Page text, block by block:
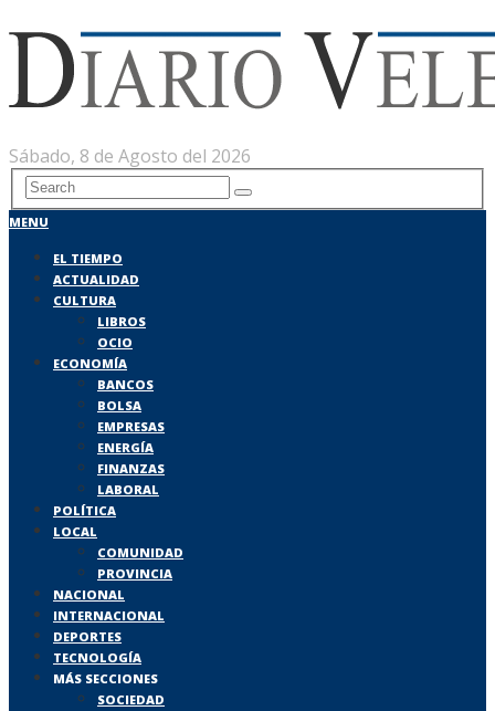
Sábado, 8 de Agosto del 2026
MENU
EL TIEMPO
ACTUALIDAD
CULTURA
LIBROS
OCIO
ECONOMÍA
BANCOS
BOLSA
EMPRESAS
ENERGÍA
FINANZAS
LABORAL
POLÍTICA
LOCAL
COMUNIDAD
PROVINCIA
NACIONAL
INTERNACIONAL
DEPORTES
TECNOLOGÍA
MÁS SECCIONES
SOCIEDAD